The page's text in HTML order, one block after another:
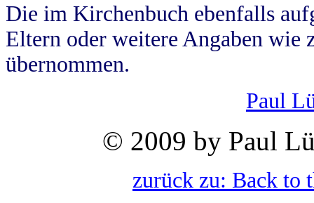
Die im Kirchenbuch ebenfalls
Eltern oder weitere Angaben wie
übernommen.
Paul
© 2009 by Paul
zurück zu: Back to